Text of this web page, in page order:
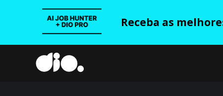
Receba as